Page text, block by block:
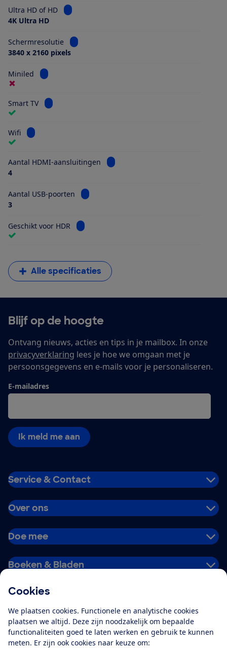
Cookies
We plaatsen cookies. Functionele en analytische cookies
plaatsen we altijd. Deze zijn noodzakelijk om bepaalde
functionaliteiten goed te laten werken en gebruik te kunnen
meten. Er zijn ook cookies naar keuze om:
Ultra HD of HD
Bekijk informatie voor Ultra HD of HD
4K Ultra HD
Schermresolutie
Bekijk informatie voor Schermresolutie
3840 x 2160 pixels
Miniled Bekijk informatie voor Miniled
Smart TV Bekijk informatie voor Smart TV
Wifi Bekijk informatie voor Wifi
Aantal HDMI-aansluitingen
Bekijk informatie voor Aantal
4
Aantal USB-poorten
Bekijk informatie voor Aantal USB-poorten
3
Geschikt voor HDR Bekijk informatie voor Geschikt voor HDR
Alle specificaties
Blijf op de hoogte
Ontvang nieuws, acties en tips in je mailbox. In onze
privacyverklaring lees je hoe we omgaan met je
persoonsgegevens en e-mails voor je personaliseren.
E-mailadres
Ik meld me aan
Service & Contact
Over ons
Doe mee
Boeken & Bladen
Alles over de